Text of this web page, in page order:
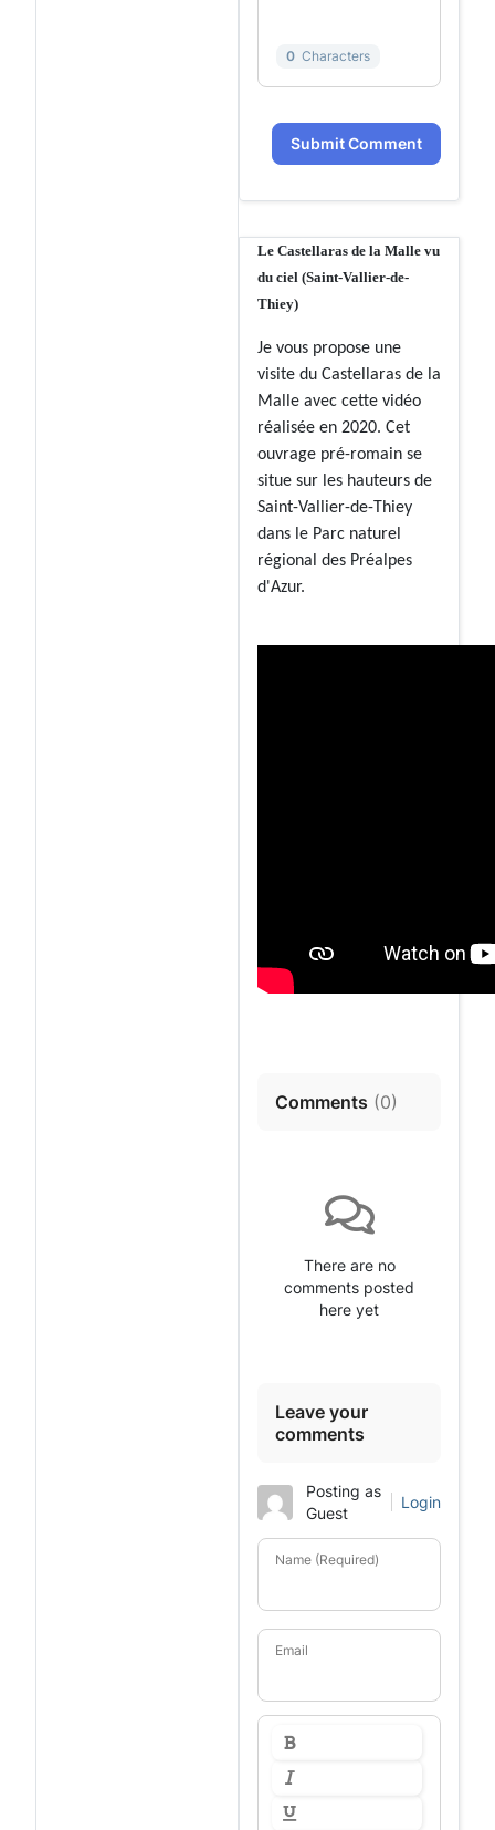
0 Characters
Submit Comment
Le Castellaras de la Malle vu
du ciel (Saint-Vallier-de-
Thiey)
Je vous propose une
visite du Castellaras de la
Malle avec cette vidéo
réalisée en 2020. Cet
ouvrage pré-romain se
situe sur les hauteurs de
Saint-Vallier-de-Thiey
dans le Parc naturel
régional des Préalpes
d'Azur.
Comments (0)
There are no
comments posted
here yet
Leave your
comments
Posting as
Guest
Login
Name (Required)
Email